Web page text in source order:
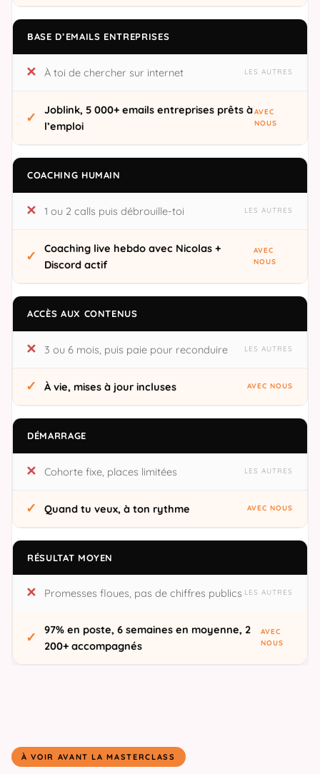
BASE D’EMAILS ENTREPRISES
À toi de chercher sur internet
Joblink, 5 000+ emails entreprises prêts à
l’emploi
COACHING HUMAIN
1 ou 2 calls puis débrouille-toi
Coaching live hebdo avec Nicolas +
Discord actif
ACCÈS AUX CONTENUS
3 ou 6 mois, puis paie pour reconduire
À vie, mises à jour incluses
DÉMARRAGE
Cohorte fixe, places limitées
Quand tu veux, à ton rythme
RÉSULTAT MOYEN
Promesses floues, pas de chiffres publics
97% en poste, 6 semaines en moyenne, 2
200+ accompagnés
À VOIR AVANT LA MASTERCLASS